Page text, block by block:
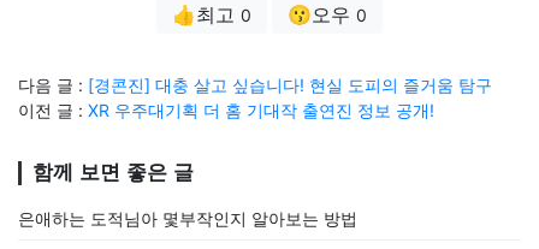
👍최고 0 😗오우 0
다음 글 : [경콘진] 대충 살고 싶습니다! 현실 도피의 즐거움 탐구
이전 글 : XR 우주대기획 더 홈 기대작 출연진 정보 공개!
함께 보면 좋은 글
은애하는 도적님아 몇부작인지 알아보는 방법